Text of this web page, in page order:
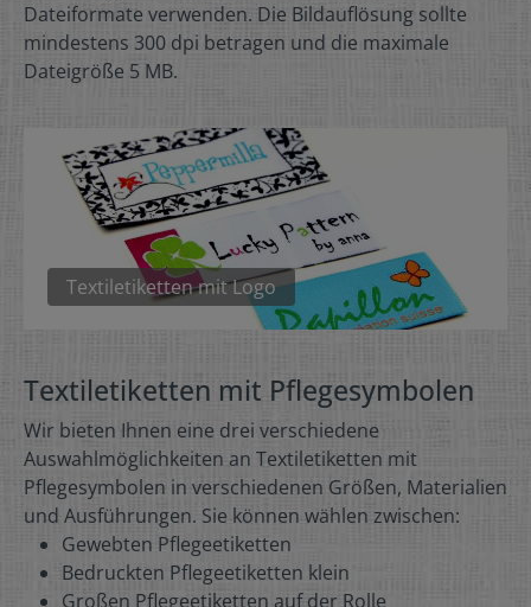
Dateiformate verwenden. Die Bildauflösung sollte
mindestens 300 dpi betragen und die maximale
Dateigröße 5 MB.
Textiletiketten mit Logo
Textiletiketten mit Pflegesymbolen
Wir bieten Ihnen eine drei verschiedene
Auswahlmöglichkeiten an Textiletiketten mit
Pflegesymbolen in verschiedenen Größen, Materialien
und Ausführungen. Sie können wählen zwischen:
Gewebten Pflegeetiketten
Bedruckten Pflegeetiketten klein
Großen Pflegeetiketten auf der Rolle